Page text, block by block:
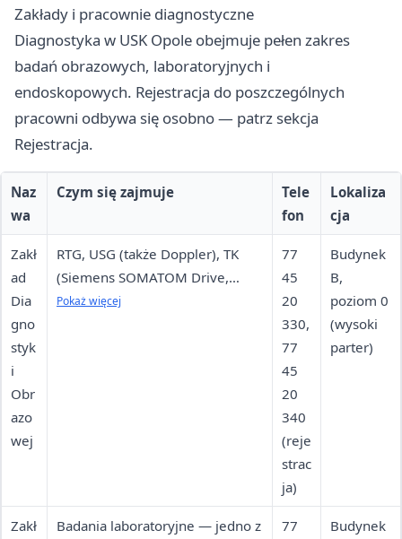
Zakłady i pracownie diagnostyczne
Diagnostyka w USK Opole obejmuje pełen zakres
badań obrazowych, laboratoryjnych i
endoskopowych. Rejestracja do poszczególnych
pracowni odbywa się osobno — patrz sekcja
Rejestracja.
Naz
wa
Czym się zajmuje
Tele
fon
Lokaliza
cja
Zakł
ad
Dia
gno
styk
i
Obr
azo
wej
RTG, USG (także Doppler), TK
(Siemens SOMATOM Drive,
SOMATOM go.Up), MR (Siemens
Pokaż więcej
77
45
20
330,
77
45
20
340
(reje
strac
ja)
Budynek
B,
poziom 0
(wysoki
parter)
Zakł
Badania laboratoryjne — jedno z
77
Budynek